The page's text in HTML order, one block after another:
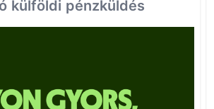
külföldi pénzküldés